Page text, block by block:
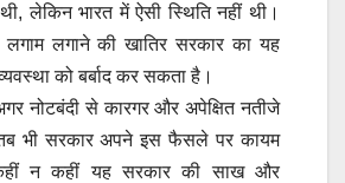
लेकिन भारत में ऐसी स्थिति नहीं थी।
लगाने की खातिर सरकार का यह
को बर्बाद कर सकता है।
नोटबंदी से कारगर और अपेक्षित नतीजे
भी सरकार अपने इस फैसले पर कायम
न कहीं यह सरकार की साख और